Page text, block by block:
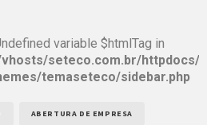
variable $htmlTag in
seteco.com.br/httpdocs/
temaseteco/sidebar.php
ABERTURA DE EMPRESA